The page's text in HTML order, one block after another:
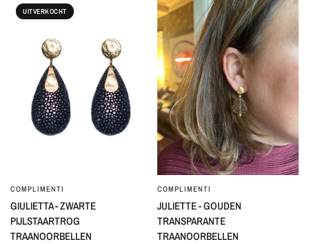
UITVERKOCHT
SNEL BEKIJKEN
COMPLIMENTI
GIULIETTA - ZWARTE
PIJLSTAARTROG
TRAANOORBELLEN
SNEL BEKIJKEN
COMPLIMENTI
JULIETTE - GOUDEN
TRANSPARANTE
TRAANOORBELLEN